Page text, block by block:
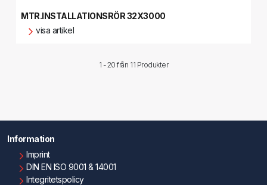
MTR.INSTALLATIONSRÖR 32X3000
visa artikel
1 - 20 från 11 Produkter
Information
Imprint
DIN EN ISO 9001 & 14001
Integritetspolicy